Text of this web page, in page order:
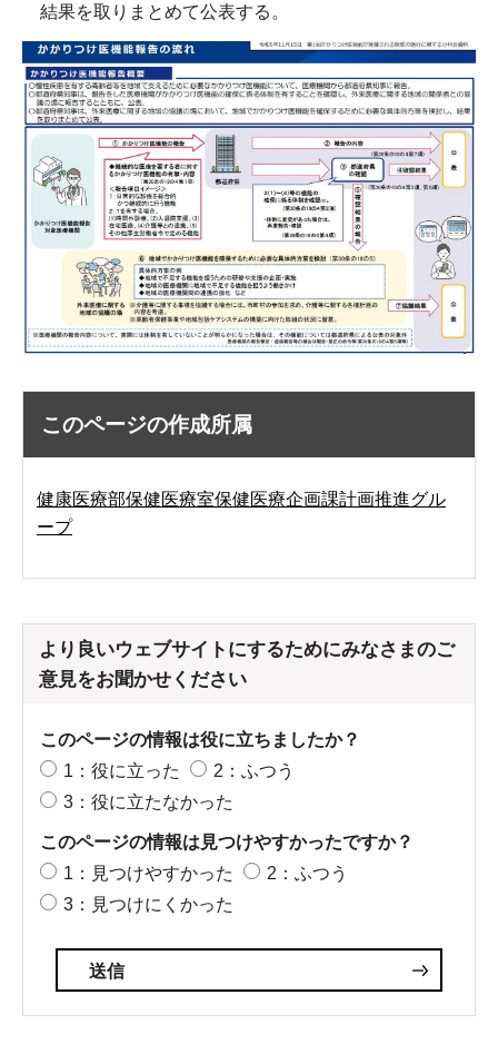
結果を取りまとめて公表する。
このページの作成所属
健康医療部保健医療室保健医療企画課計画推進グル
ープ
より良いウェブサイトにするためにみなさまのご
意見をお聞かせください
このページの情報は役に立ちましたか？
1：役に立った
2：ふつう
3：役に立たなかった
このページの情報は見つけやすかったですか？
1：見つけやすかった
2：ふつう
3：見つけにくかった